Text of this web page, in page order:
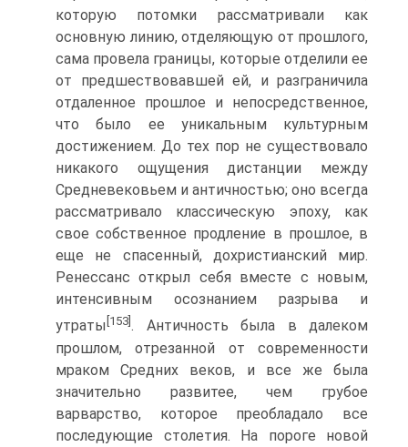
которую потомки рассматривали как
основную линию, отделяющую от прошлого,
сама провела границы, которые отделили ее
от предшест­вовавшей ей, и разграничила
отдаленное прошлое и непосредственное,
что было ее уникальным культурным
достижением. До тех пор не суще­ствовало
никакого ощущения дистанции между
Средневековьем и ан­тичностью; оно всегда
рассматривало классическую эпоху, как
свое соб­ственное продление в прошлое, в
еще не спасенный, дохристианский мир.
Ренессанс открыл себя вместе с новым,
интенсивным осознанием разрыва и
утраты [153] . Античность была в далеком
прошлом, отрезанной от современности
мраком Средних веков, и все же была
значительно развитее, чем грубое
варварство, которое преобладало все
последующие столетия. На пороге новой